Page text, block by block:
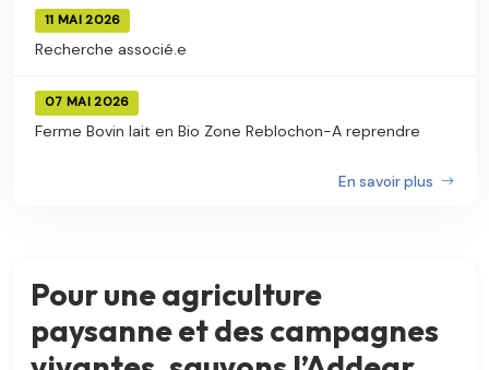
11 MAI 2026
Recherche associé.e
07 MAI 2026
Ferme Bovin lait en Bio Zone Reblochon-A reprendre
En savoir plus
Pour une agriculture
paysanne et des campagnes